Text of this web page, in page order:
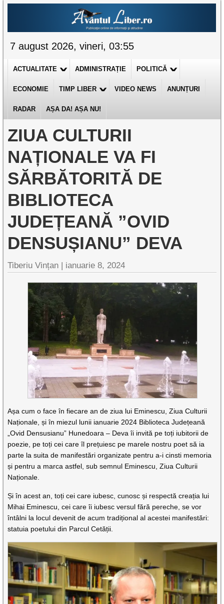
7 august 2026, vineri, 03:55
ACTUALITATE ADMINISTRAȚIE POLITICĂ
ECONOMIE TIMP LIBER VIDEO NEWS ANUNȚURI
RADAR AȘA DA! AȘA NU!
ZIUA CULTURII
NAȚIONALE VA FI
SĂRBĂTORITĂ DE
BIBLIOTECA
JUDEȚEANĂ ”OVID
DENSUȘIANU” DEVA
Tiberiu Vințan | ianuarie 8, 2024
Așa cum o face în fiecare an de ziua lui Eminescu, Ziua Culturii
Naționale, și în miezul lunii ianuarie 2024 Biblioteca Județeană
„Ovid Densusianu” Hunedoara – Deva îi invită pe toți iubitorii de
poezie, pe toți cei care îl prețuiesc pe marele nostru poet să ia
parte la suita de manifestări organizate pentru a-i cinsti memoria
și pentru a marca astfel, sub semnul Eminescu, Ziua Culturii
Naționale.
Și în acest an, toți cei care iubesc, cunosc și respectă creația lui
Mihai Eminescu, cei care îi iubesc versul fără pereche, se vor
întâlni la locul devenit de acum tradițional al acestei manifestări:
statuia poetului din Parcul Cetății.